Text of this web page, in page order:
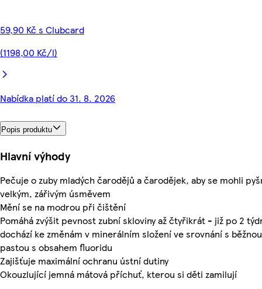
59,90 Kč s Clubcard
(1198,00 Kč/l)
Nabídka platí do 31. 8. 2026
Popis produktu
Hlavní výhody
Pečuje o zuby mladých čarodějů a čarodějek, aby se mohli
velkým, zářivým úsměvem
Mění se na modrou při čištění
Pomáhá zvýšit pevnost zubní skloviny až čtyřikrát - již po 2
dochází ke změnám v minerálním složení ve srovnání s
pastou s obsahem fluoridu
Zajišťuje maximální ochranu ústní dutiny
Okouzlující jemná mátová příchuť, kterou si děti zamilují